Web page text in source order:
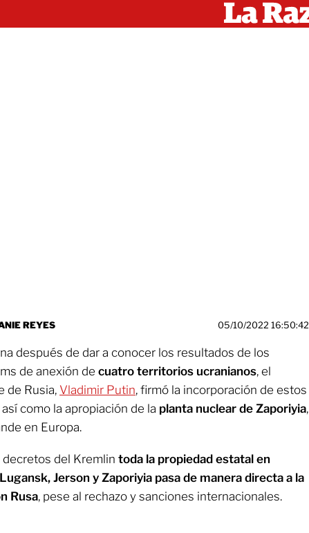
REYES 05/10/2022 16:50:42
después de dar a conocer los resultados de los
de anexión de cuatro territorios ucranianos, el
de Rusia, Vladimir Putin, firmó la incorporación de estos
como la apropiación de la planta nuclear de Zaporiyia,
en Europa.
decretos del Kremlin toda la propiedad estatal en
Jerson y Zaporiyia pasa de manera directa a la
Rusa, pese al rechazo y sanciones internacionales.